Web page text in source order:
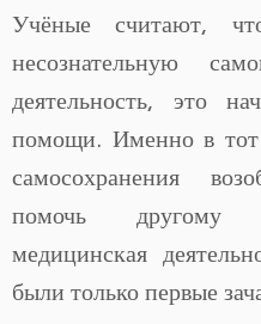
Учёные считают,
несознательную
деятельность, это
помощи. Именно в тот
самосохранения
помочь другому
медицинская
были только первые